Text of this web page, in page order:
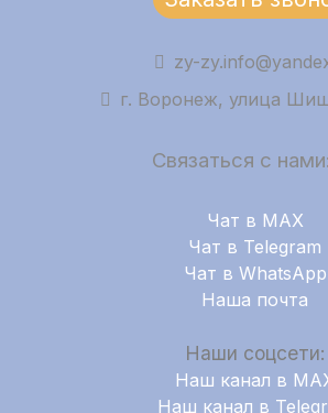
zy-
г. Воронеж, улица
Связаться с
Чат в MAX
Чат в Telegram
Чат в WhatsApp
Наша почта
Наши соцсети:
Наш канал в
Наш канал в